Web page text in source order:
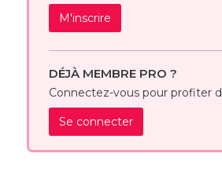
M'inscrire
DÉJÀ MEMBRE PRO ?
Connectez-vous pour profiter
Se connecter